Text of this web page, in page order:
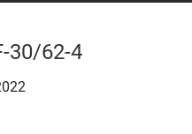
30/62-4